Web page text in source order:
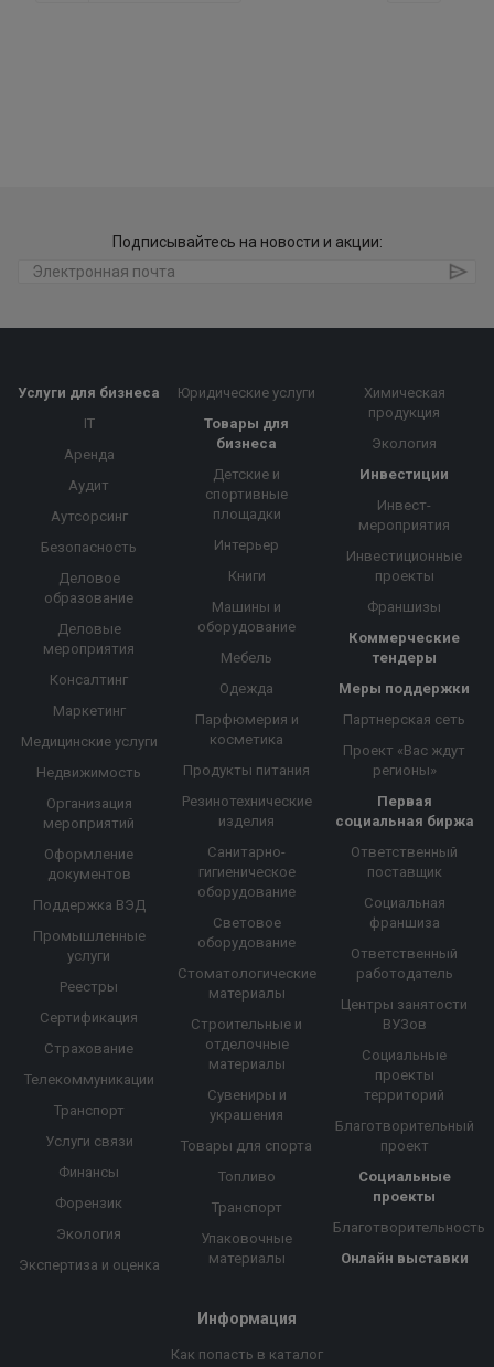
Подписывайтесь на новости и акции:
Услуги для бизнеса
IT
Аренда
Аудит
Аутсорсинг
Безопасность
Деловое
образование
Деловые
мероприятия
Консалтинг
Маркетинг
Медицинские услуги
Недвижимость
Организация
мероприятий
Оформление
документов
Поддержка ВЭД
Промышленные
услуги
Реестры
Сертификация
Страхование
Телекоммуникации
Транспорт
Услуги связи
Финансы
Форензик
Экология
Экспертиза и оценка
Юридические услуги
Товары для
бизнеса
Детские и
спортивные
площадки
Интерьер
Книги
Машины и
оборудование
Мебель
Одежда
Парфюмерия и
косметика
Продукты питания
Резинотехнические
изделия
Санитарно-
гигиеническое
оборудование
Световое
оборудование
Стоматологические
материалы
Строительные и
отделочные
материалы
Сувениры и
украшения
Товары для спорта
Топливо
Транспорт
Упаковочные
материалы
Химическая
продукция
Экология
Инвестиции
Инвест-
мероприятия
Инвестиционные
проекты
Франшизы
Коммерческие
тендеры
Меры поддержки
Партнерская сеть
Проект «Вас ждут
регионы»
Первая
социальная биржа
Ответственный
поставщик
Социальная
франшиза
Ответственный
работодатель
Центры занятости
ВУЗов
Социальные
проекты
территорий
Благотворительный
проект
Социальные
проекты
Благотворительность
Онлайн выставки
Информация
Как попасть в каталог